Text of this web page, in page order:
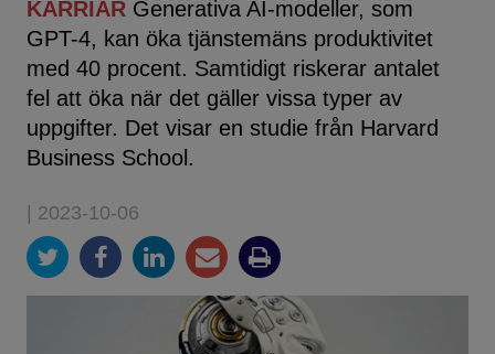
KARRIÄR Generativa AI-modeller, som
GPT-4, kan öka tjänstemäns produktivitet
med 40 procent. Samtidigt riskerar antalet
fel att öka när det gäller vissa typer av
uppgifter. Det visar en studie från Harvard
Business School.
| 2023-10-06